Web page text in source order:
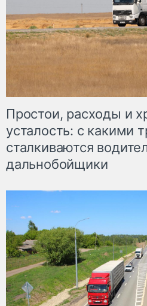
Простои, расходы и
усталость: с какими
сталкиваются
дальнобойщики